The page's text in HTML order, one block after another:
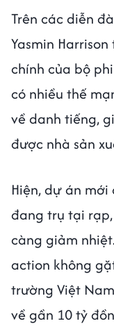
Trên các diễn
Yasmin
chính của bộ
có nhiều thế
về danh tiếng,
được nhà sản
Hiện, dự án mới
đang trụ tại
càng giảm
action không
trường Việt
về gần 10 tỷ